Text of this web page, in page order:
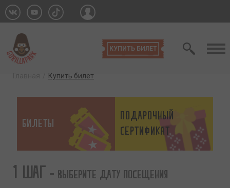
КУПИТЬ БИЛЕТ
Купить билет
БИЛЕТЫ
подарочный
сертификат
1 шаг - Выберите дату посещения